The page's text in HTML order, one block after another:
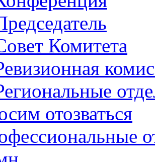
Комитета
отозваться